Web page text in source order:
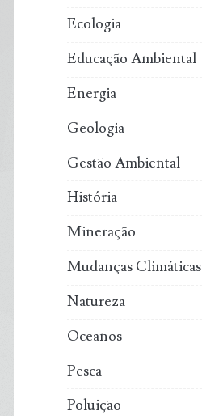
Ecologia
Educação Ambiental
Energia
Geologia
Gestão Ambiental
História
Mineração
Mudanças Climáticas
Natureza
Oceanos
Pesca
Poluição